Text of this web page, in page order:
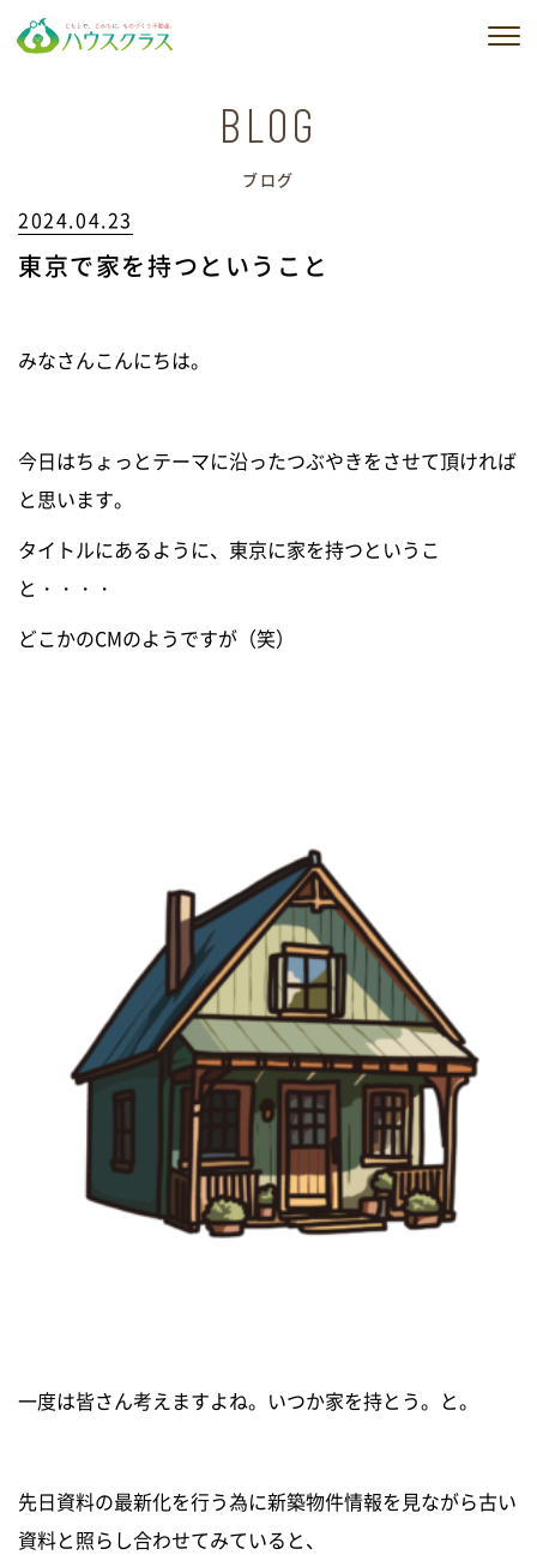
建築実例
販売物件情報
ニュース
イベント情報
BLOG
ブログ
2024.04.23
東京で家を持つということ
みなさんこんにちは。
今日はちょっとテーマに沿ったつぶやきをさせて頂ければ
と思います。
タイトルにあるように、東京に家を持つというこ
と・・・・
どこかのCMのようですが（笑）
一度は皆さん考えますよね。いつか家を持とう。と。
先日資料の最新化を行う為に新築物件情報を見ながら古い
資料と照らし合わせてみていると、